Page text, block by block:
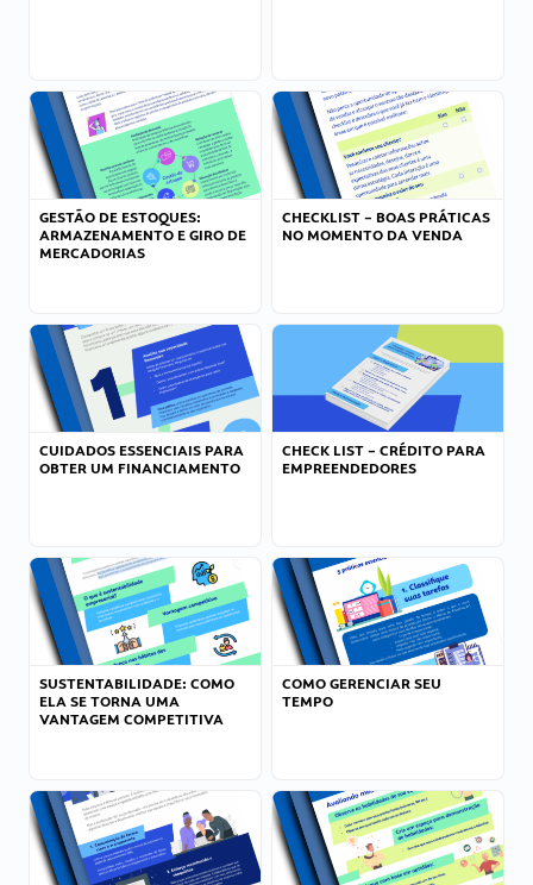
GESTÃO DE ESTOQUES:
ARMAZENAMENTO E GIRO DE
MERCADORIAS
CHECKLIST – BOAS PRÁTICAS
NO MOMENTO DA VENDA
CUIDADOS ESSENCIAIS PARA
OBTER UM FINANCIAMENTO
CHECK LIST – CRÉDITO PARA
EMPREENDEDORES
SUSTENTABILIDADE: COMO
ELA SE TORNA UMA
VANTAGEM COMPETITIVA
COMO GERENCIAR SEU
TEMPO